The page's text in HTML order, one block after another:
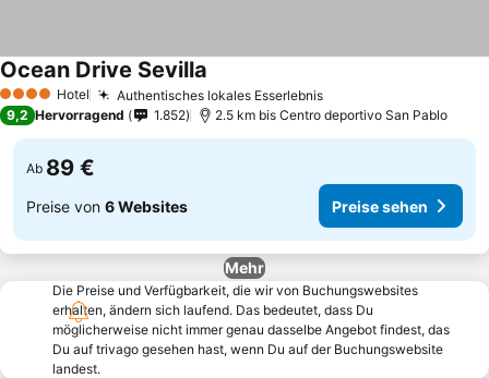
4 Sterne Hotel Authentisches lokales EsserlebnisPreise sehen
Ocean Drive Sevilla
9,2 Hervorragend 1.852 2.5 km bis Centro deportivo San Pablo
Ab 89 €
Preise von 6 Websites Preise sehen
Mehr
Die Preise und Verfügbarkeit, die wir von Buchungswebsites
erhalten, ändern sich laufend. Das bedeutet, dass Du
möglicherweise nicht immer genau dasselbe Angebot findest, das
Du auf trivago gesehen hast, wenn Du auf der Buchungswebsite
landest.